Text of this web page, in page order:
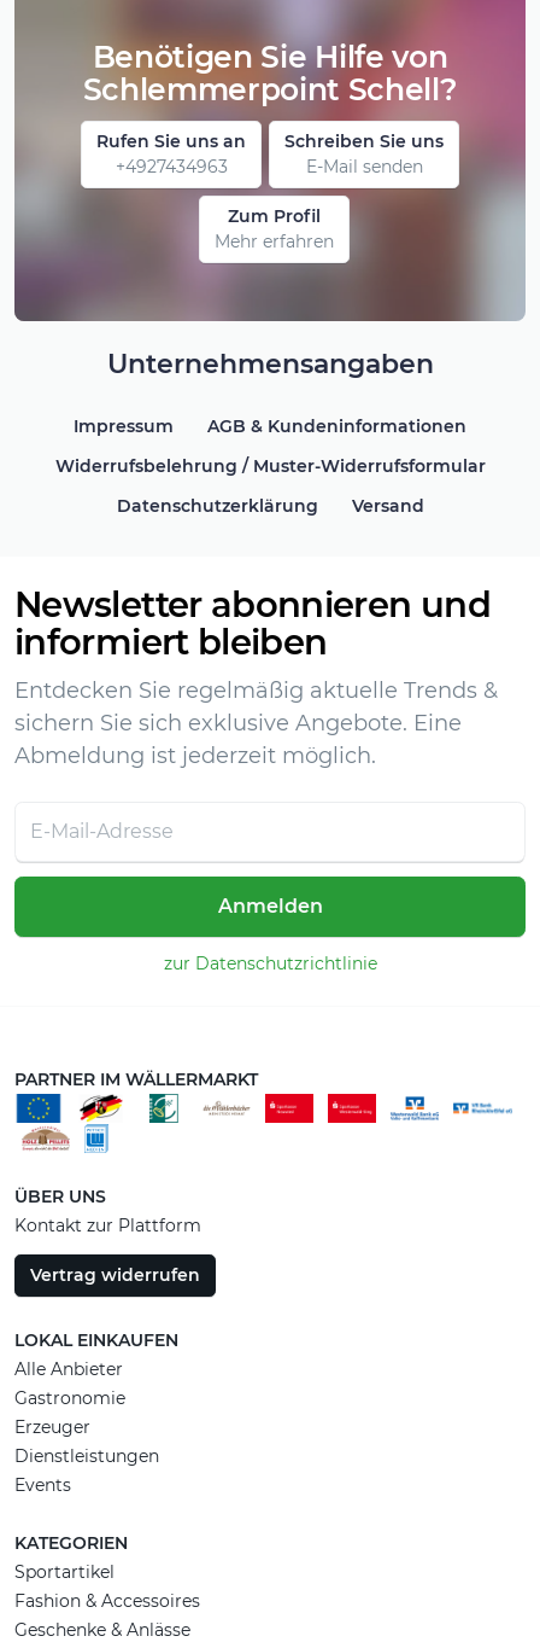
Benötigen Sie Hilfe von
Schlemmerpoint Schell?
Rufen Sie uns an
+4927434963
Schreiben Sie uns
E-Mail senden
Zum Profil
Mehr erfahren
Unternehmensangaben
Impressum
AGB & Kundeninformationen
Widerrufsbelehrung / Muster-Widerrufsformular
Datenschutzerklärung
Versand
Newsletter abonnieren und
informiert bleiben
Entdecken Sie regelmäßig aktuelle Trends &
sichern Sie sich exklusive Angebote. Eine
Abmeldung ist jederzeit möglich.
Anmelden
zur Datenschutzrichtlinie
PARTNER IM WÄLLERMARKT
ÜBER UNS
Kontakt zur Plattform
Vertrag widerrufen
LOKAL EINKAUFEN
Alle Anbieter
Gastronomie
Erzeuger
Dienstleistungen
Events
KATEGORIEN
Sportartikel
Fashion & Accessoires
Geschenke & Anlässe